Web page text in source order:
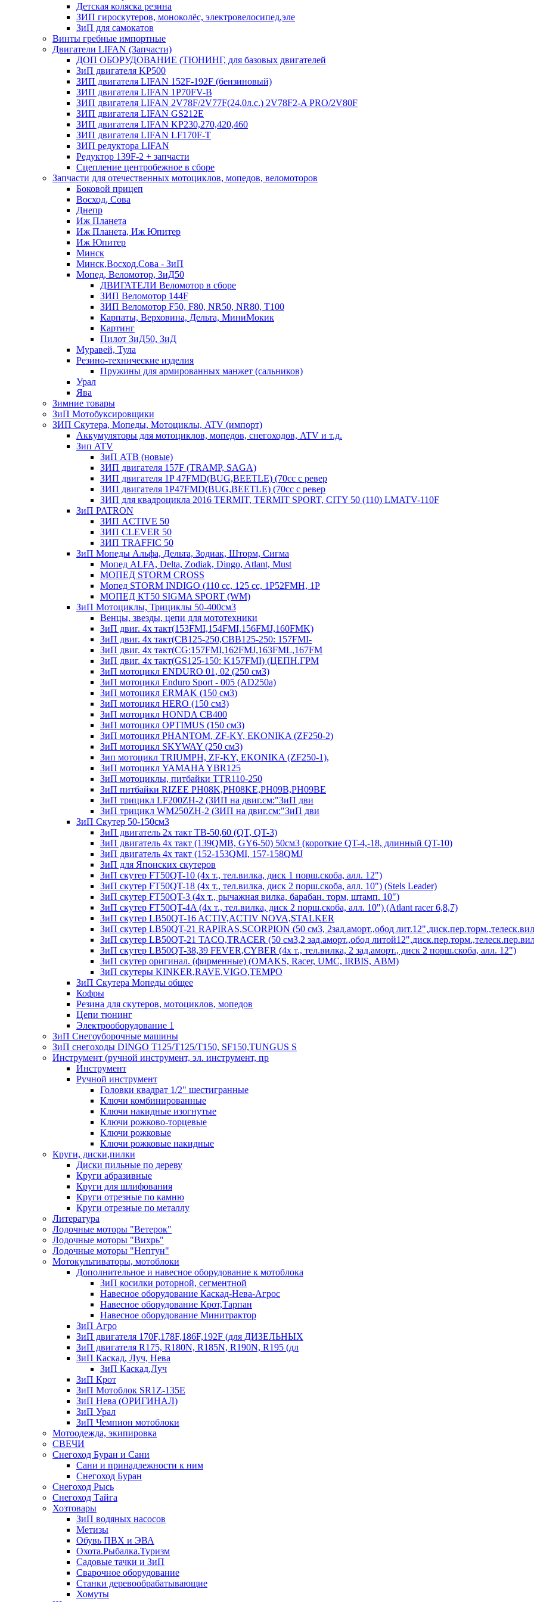
Детская коляска резина
ЗИП гироскутеров, моноколёс, электровелосипед,эле
ЗиП для самокатов
Винты гребные импортные
Двигатели LIFAN (Запчасти)
ДОП ОБОРУДОВАНИЕ (ТЮНИНГ, для базовых двигателей
ЗиП двигателя KP500
ЗИП двигателя LIFAN 152F-192F (бензиновый)
ЗИП двигателя LIFAN 1P70FV-B
ЗИП двигателя LIFAN 2V78F/2V77F(24,0л.с.) 2V78F2-A PRO/2V80F
ЗИП двигателя LIFAN GS212E
ЗИП двигателя LIFAN KP230,270,420,460
ЗИП двигателя LIFAN LF170F-T
ЗИП редуктора LIFAN
Редуктор 139F-2 + запчасти
Сцепление центробежное в сборе
Запчасти для отечественных мотоциклов, мопедов, веломоторов
Боковой прицеп
Восход, Сова
Днепр
Иж Планета
Иж Планета, Иж Юпитер
Иж Юпитер
Минск
Минск,Восход,Сова - ЗиП
Мопед, Веломотор, ЗиД50
ДВИГАТЕЛИ Веломотор в сборе
ЗИП Веломотор 144F
ЗИП Веломотор F50, F80, NR50, NR80, T100
Карпаты, Верховина, Дельта, МиниМокик
Картинг
Пилот ЗиД50, ЗиД
Муравей, Тула
Резино-технические изделия
Пружины для армированных манжет (сальников)
Урал
Ява
Зимние товары
ЗиП Мотобуксировщики
ЗИП Скутера, Мопеды, Мотоциклы, ATV (импорт)
Аккумуляторы для мотоциклов, мопедов, снегоходов, ATV и т.д.
Зип ATV
ЗиП АТВ (новые)
ЗИП двигателя 157F (TRAMP, SAGA)
ЗИП двигателя 1P 47FMD(BUG,BEETLE) (70cc с ревер
ЗИП двигателя 1P47FMD(BUG,BEETLE) (70cc с ревер
ЗИП для квадроцикла 2016 TERMIT, TERMIT SPORT, CITY 50 (110) LMATV-110F
ЗиП PATRON
ЗИП ACTIVE 50
ЗИП CLEVER 50
ЗИП TRAFFIC 50
ЗиП Мопеды Альфа, Дельта, Зодиак, Шторм, Сигма
Мопед ALFA, Delta, Zodiak, Dingo, Atlant, Must
МОПЕД STORM CROSS
Мопед STORM INDIGO (110 сс, 125 cc, 1P52FMH, 1P
МОПЕД КТ50 SIGMA SPORT (WM)
ЗиП Мотоциклы, Трициклы 50-400см3
Венцы, звезды, цепи для мототехники
ЗиП двиг. 4х такт(153FMI,154FMI,156FMJ,160FMK)
ЗиП двиг. 4х такт(CB125-250,CBB125-250: 157FMI-
ЗиП двиг. 4х такт(CG:157FMI,162FMJ,163FML,167FM
ЗиП двиг. 4х такт(GS125-150: K157FMI) (ЦЕПН.ГРМ
ЗиП мотоцикл ENDURO 01, 02 (250 см3)
ЗиП мотоцикл Enduro Sport - 005 (AD250a)
ЗиП мотоцикл ERMAK (150 см3)
ЗиП мотоцикл HERO (150 см3)
ЗиП мотоцикл HONDA CB400
ЗиП мотоцикл OPTIMUS (150 см3)
ЗиП мотоцикл PHANTOM, ZF-KY, EKONIKA (ZF250-2)
ЗиП мотоцикл SKYWAY (250 см3)
Зип мотоцикл TRIUMPH, ZF-KY, EKONIKA (ZF250-1),
ЗиП мотоцикл YAMAHA YBR125
ЗиП мотоциклы, питбайки TTR110-250
ЗиП питбайки RIZEE PH08K,PH08KE,PH09B,PH09BE
ЗиП трицикл LF200ZH-2 (ЗИП на двиг.см:"ЗиП дви
ЗиП трицикл WM250ZH-2 (ЗИП на двиг.см:"ЗиП дви
ЗиП Скутер 50-150см3
ЗиП двигатель 2х такт ТВ-50,60 (QT, QT-3)
ЗиП двигатель 4х такт (139QMB, GY6-50) 50см3 (короткие QT-4,-18, длинный QT-10)
ЗиП двигатель 4х такт (152-153QMI, 157-158QMJ
ЗиП для Японских скутеров
ЗиП скутер FT50QT-10 (4х т., тел.вилка, диск 1 порш.скоба, алл. 12")
ЗиП скутер FT50QT-18 (4х т., тел.вилка, диск 2 порш.скоба, алл. 10") (Stels Leader)
ЗиП скутер FT50QT-3 (4х т., рычажная вилка, барабан. торм, штамп. 10")
ЗиП скутер FT50QT-4A (4х т., тел.вилка, диск 2 порш.скоба, алл. 10") (Atlant racer 6,8,7)
ЗиП скутер LB50QT-16 ACTIV,ACTIV NOVA,STALKER
ЗиП скутер LB50QT-21 RAPIRAS,SCORPION (50 см3, 2зад.аморт.,обод
ЗиП скутер LB50QT-21 TACO,TRACER (50 см3,2 зад.аморт.,обод
ЗиП скутер LB50QT-38,39 FEVER,CYBER (4х т., тел.вилка, 2 зад.аморт., диск 2 порш.скоба, алл. 12")
ЗиП скутер оригинал. (фирменные) (OMAKS, Racer, UMC, IRBIS, АВМ)
ЗиП скутеры KINKER,RAVE,VIGO,TEMPO
ЗиП Скутера Мопеды общее
Кофры
Резина для скутеров, мотоциклов, мопедов
Цепи тюнинг
Электрооборудование 1
ЗиП Снегоуборочные машины
ЗиП снегоходы DINGO T125/T125/T150, SF150,TUNGUS S
Инструмент (ручной инструмент, эл. инструмент, пр
Инструмент
Ручной инструмент
Головки квадрат 1/2" шестигранные
Ключи комбинированные
Ключи накидные изогнутые
Ключи рожково-торцевые
Ключи рожковые
Ключи рожковые накидные
Круги, диски,пилки
Диски пильные по дереву
Круги абразивные
Круги для шлифования
Круги отрезные по камню
Круги отрезные по металлу
Литература
Лодочные моторы "Ветерок"
Лодочные моторы "Вихрь"
Лодочные моторы "Нептун"
Мотокультиваторы, мотоблоки
Дополнительное и навесное оборудование к мотоблока
ЗиП косилки роторной, сегментной
Навесное оборудование Каскад-Нева-Агрос
Навесное оборудование Крот,Тарпан
Навесное оборудование Минитрактор
ЗиП Агро
ЗиП двигателя 170F,178F,186F,192F (для ДИЗЕЛЬНЫХ
ЗиП двигателя R175, R180N, R185N, R190N, R195 (дл
ЗиП Каскад, Луч, Нева
ЗиП Каскад,Луч
ЗиП Крот
ЗиП Мотоблок SR1Z-135E
ЗиП Нева (ОРИГИНАЛ)
ЗиП Урал
ЗиП Чемпион мотоблоки
Мотоодежда, экипировка
СВЕЧИ
Снегоход Буран и Сани
Сани и принадлежности к ним
Снегоход Буран
Снегоход Рысь
Снегоход Тайга
Хозтовары
ЗиП водяных насосов
Метизы
Обувь ПВХ и ЭВА
Охота.Рыбалка.Туризм
Садовые тачки и ЗиП
Сварочное оборудование
Станки деревообрабатывающие
Хомуты